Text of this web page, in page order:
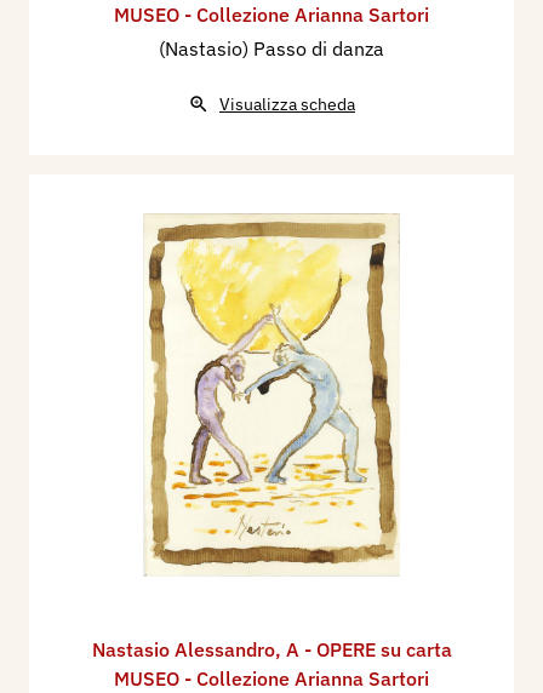
MUSEO - Collezione Arianna Sartori
(Nastasio) Passo di danza
Visualizza scheda
Nastasio Alessandro, A - OPERE su carta
MUSEO - Collezione Arianna Sartori